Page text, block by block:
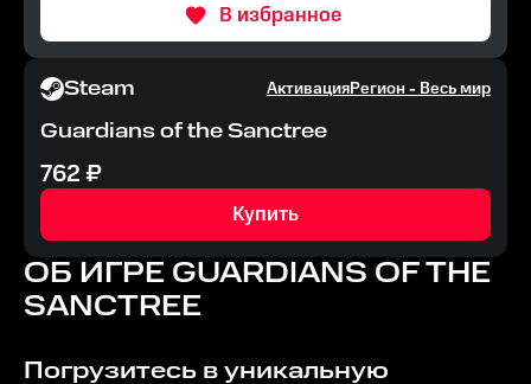
В избранное
Steam АктивацияРегион -Весь мир
Guardians of the Sanctree
762₽
Купить
ОБ ИГРЕ GUARDIANS OF THE
SANCTREE
Погрузитесь в уникальную